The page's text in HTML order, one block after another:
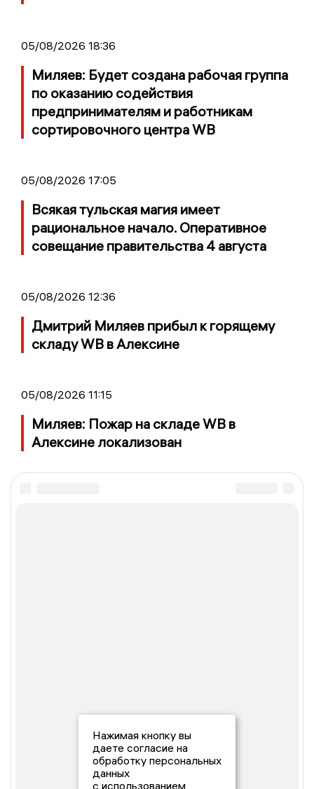
05/08/2026 18:36
Миляев: Будет создана рабочая группа
по оказанию содействия
предпринимателям и работникам
сортировочного центра WB
05/08/2026 17:05
Всякая тульская магия имеет
рациональное начало. Оперативное
совещание правительства 4 августа
05/08/2026 12:36
Дмитрий Миляев прибыл к горящему
складу WB в Алексине
05/08/2026 11:15
Миляев: Пожар на складе WB в
Алексине локализован
Нажимая кнопку вы
даете согласие на
обработку персональных
данных
с использованием